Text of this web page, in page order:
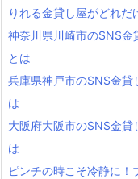
りれる金貸し屋がどれだ
神奈川県川崎市のSNS金
とは
兵庫県神戸市のSNS金貸
は
大阪府大阪市のSNS金貸
は
ピンチの時こそ冷静に